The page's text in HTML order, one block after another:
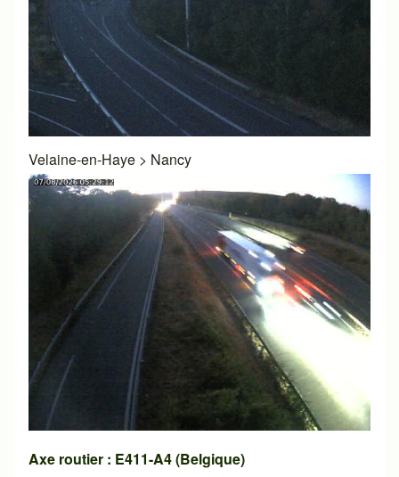
Velaine-en-Haye > Nancy
Axe routier : E411-A4 (Belgique)